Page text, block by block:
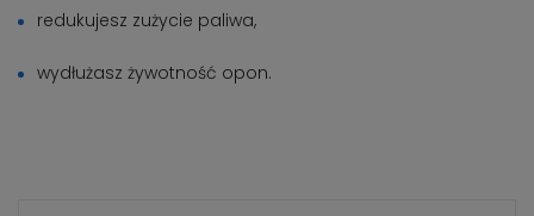
redukujesz zużycie paliwa,
wydłużasz żywotność opon.